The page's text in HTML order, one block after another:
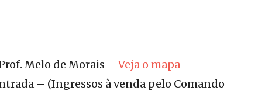
Melo de Morais –Veja o mapa
– (Ingressos à venda pelo Comando